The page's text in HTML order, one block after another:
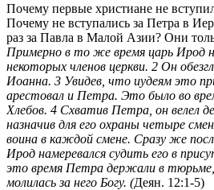
Почему первые христиане не
Почему не вступались за Петра в
раз за Павла в Малой Азии? Они
Примерно в то же время царь Ирод
некоторых членов церкви. 2 Он
Иоанна. 3 Увидев, что иудеям это
арестовал и Петра. Это было во
Хлебов. 4 Схватив Петра, он велел
назначив для его охраны четыре
воина в каждой смене. Сразу же
Ирод намеревался судить его в
это время Петра держали в тюрьме,
молилась за него Богу. (Деян. 12:1-5)